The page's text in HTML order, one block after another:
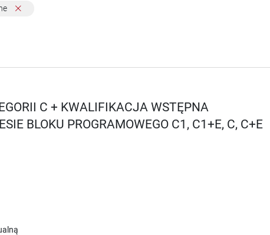
C + KWALIFIKACJA WSTĘPNA
BLOKU PROGRAMOWEGO C1, C1+E, C, C+E